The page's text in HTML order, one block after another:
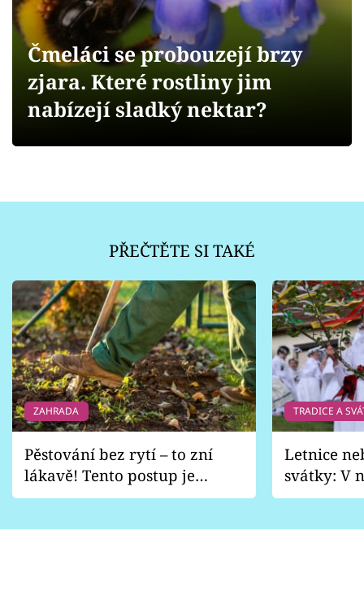
Přihlášení
Sledujte nás
Čmeláci se probouzejí brzy
zjara. Které rostliny jim
nabízejí sladký nektar?
PŘEČTĚTE SI TAKÉ
ZAHRADA
Pěstování bez rytí – to zní
lákavě! Tento postup je
vhodný jen pro některé
TRADICE A
Letnice
svátky: V
pondělí